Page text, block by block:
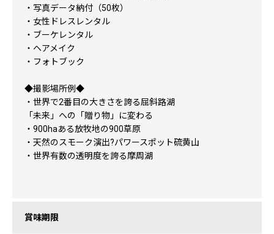
・写真データ納付（50枚）
・女性ドレスレンタル
・ブーケレンタル
・ヘアメイク
・フォトブック
◆撮影場所例◆
・世界で2番目の大きさを誇る屈斜路湖
「未来」への「贈り物」に変わる
・900haある放牧地の900草原
・天然のスモーク演出?パワースポット硫黄山
・世界有数の透明度を誇る摩周湖
賞味期限